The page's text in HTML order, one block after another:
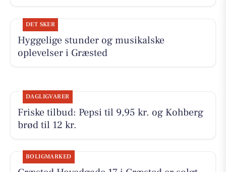
DET SKER
Hyggelige stunder og musikalske
oplevelser i Græsted
DAGLIGVARER
Friske tilbud: Pepsi til 9,95 kr. og Kohberg
brød til 12 kr.
BOLIGMARKED